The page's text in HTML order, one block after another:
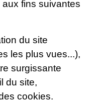
fins suivantes
du site
les plus vues...),
surgissante
du site,
cookies.